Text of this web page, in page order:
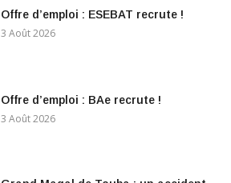
Offre d’emploi : ESEBAT recrute !
3 Août 2026
Offre d’emploi : BAe recrute !
3 Août 2026